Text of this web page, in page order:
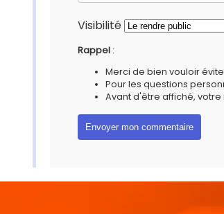
Visibilité
Rappel :
Merci de bien vouloir
Pour les questions
Avant d'être affiché,